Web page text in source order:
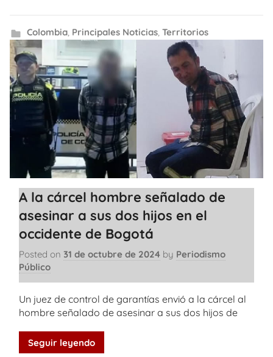
Colombia, Principales Noticias, Territorios
A la cárcel hombre señalado de
asesinar a sus dos hijos en el
occidente de Bogotá
Posted on 31 de octubre de 2024 by Periodismo
Público
Un juez de control de garantías envió a la cárcel al
hombre señalado de asesinar a sus dos hijos de
Seguir leyendo